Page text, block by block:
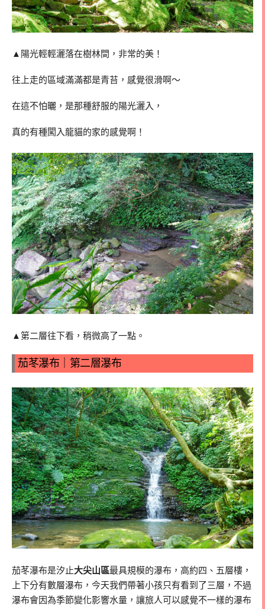
▲陽光輕輕灑落在樹林間，非常的美！
往上走的區域滿滿都是青苔，感覺很滑啊～
在這不怕曬，是那種舒服的陽光灑入，
真的有種闖入龍貓的家的感覺啊！
▲第二層往下看，稍微高了一點。
茄苳瀑布｜第二層瀑布
茄苳瀑布是汐止大尖山區最具規模的瀑布，高約四、五層樓，
上下分有數層瀑布，今天我們帶著小孩只有看到了三層，不過
瀑布會因為季節變化影響水量，讓旅人可以感覺不一樣的瀑布